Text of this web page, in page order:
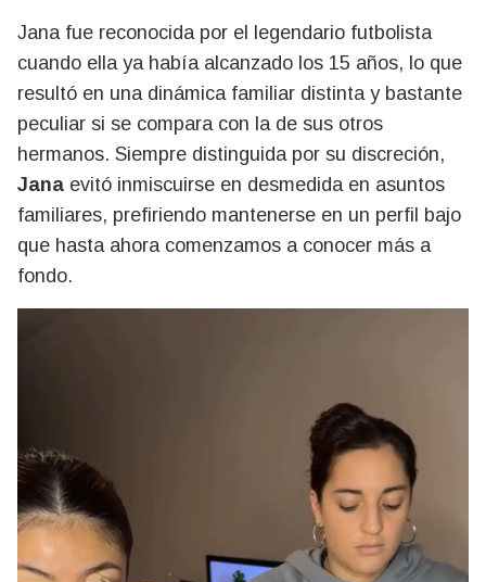
Jana fue reconocida por el legendario futbolista
cuando ella ya había alcanzado los 15 años, lo que
resultó en una dinámica familiar distinta y bastante
peculiar si se compara con la de sus otros
hermanos. Siempre distinguida por su discreción,
Jana evitó inmiscuirse en desmedida en asuntos
familiares, prefiriendo mantenerse en un perfil bajo
que hasta ahora comenzamos a conocer más a
fondo.